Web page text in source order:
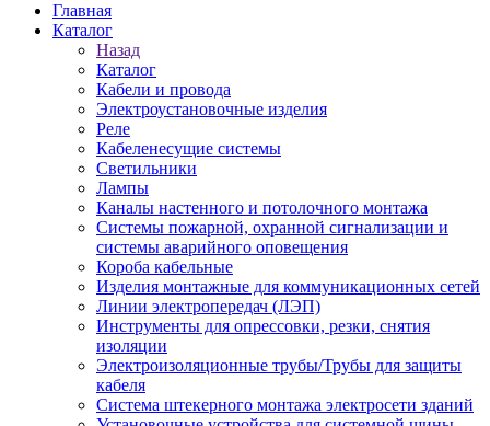
Главная
Каталог
Назад
Каталог
Кабели и провода
Электроустановочные изделия
Реле
Кабеленесущие системы
Светильники
Лампы
Каналы настенного и потолочного монтажа
Системы пожарной, охранной сигнализации и
системы аварийного оповещения
Короба кабельные
Изделия монтажные для коммуникационных сетей
Линии электропередач (ЛЭП)
Инструменты для опрессовки, резки, снятия
изоляции
Электроизоляционные трубы/Трубы для защиты
кабеля
Система штекерного монтажа электросети зданий